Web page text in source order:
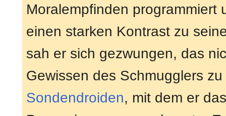
Moralempfinden programmiert
einen starken Kontrast zu
sah er sich gezwungen, das
Gewissen des Schmugglers
Sondendroiden, mit dem er